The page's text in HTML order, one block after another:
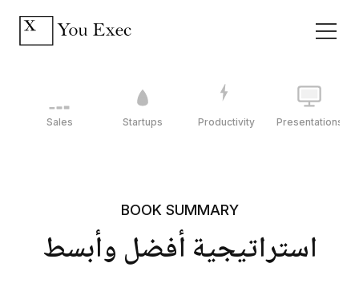
Sales Startups Productivity Presentations
BOOK SUMMARY
استراتيجية أفضل وأبسط